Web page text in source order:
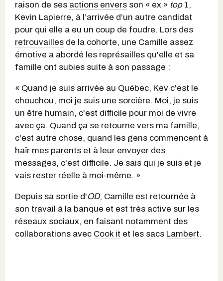
raison de ses actions envers son « ex » top1,
Kevin Lapierre, à l’arrivée d’un autre candidat
pour qui elle a eu un coup de foudre. Lors des
retrouvailles de la cohorte, une Camille assez
émotive a abordé les représailles qu'elle et sa
famille ont subies suite à son passage :
« Quand je suis arrivée au Québec, Kev c'est le
chouchou, moi je suis une sorcière. Moi, je suis
un être humain, c'est difficile pour moi de vivre
avec ça. Quand ça se retourne vers ma famille,
c'est autre chose, quand les gens commencent à
haïr mes parents et à leur envoyer des
messages, c'est difficile. Je sais qui je suis et je
vais rester réelle à moi-même. »
Depuis sa sortie d'OD, Camille est retournée à
son travail à la banque et est très active sur les
réseaux sociaux, en faisant notamment des
collaborations avec Cook it et les sacs Lambert.